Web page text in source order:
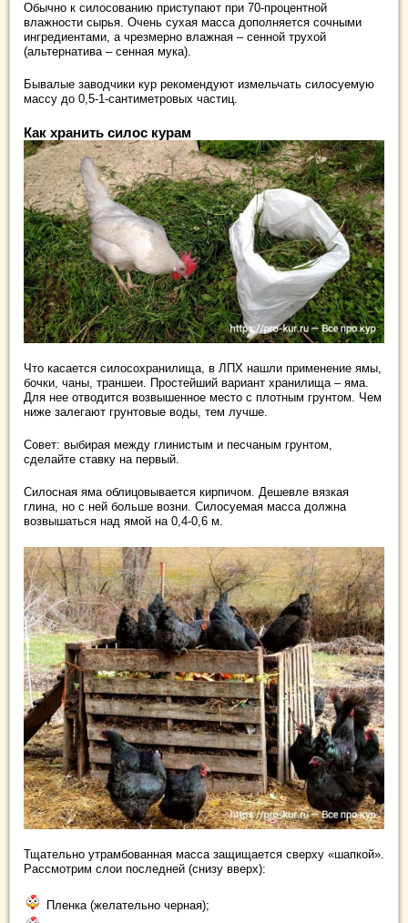
Обычно к силосованию приступают при 70-процентной
влажности сырья. Очень сухая масса дополняется сочными
ингредиентами, а чрезмерно влажная – сенной трухой
(альтернатива – сенная мука).
Бывалые заводчики кур рекомендуют измельчать силосуемую
массу до 0,5-1-сантиметровых частиц.
Как хранить силос курам
Что касается силосохранилища, в ЛПХ нашли применение ямы,
бочки, чаны, траншеи. Простейший вариант хранилища – яма.
Для нее отводится возвышенное место с плотным грунтом. Чем
ниже залегают грунтовые воды, тем лучше.
Совет: выбирая между глинистым и песчаным грунтом,
сделайте ставку на первый.
Силосная яма облицовывается кирпичом. Дешевле вязкая
глина, но с ней больше возни. Силосуемая масса должна
возвышаться над ямой на 0,4-0,6 м.
Тщательно утрамбованная масса защищается сверху «шапкой».
Рассмотрим слои последней (снизу вверх):
Пленка (желательно черная);